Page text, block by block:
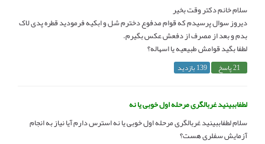
سلام خانم دکتر وقت بخیر
دیروز سوال پرسیدم که قوام مدفوع دخترم شل و ابکیه فرمودید قطره پدی لاک
بدم و بعد از مصرف از دفعش عکس بگیرم.
لطفا بگید قوامش طبیعیه یا اسهاله؟
21 پاسخ 139 بازدید
لطفاببینید غربالگری مرحله اول خوبی یا نه
سلام لطفاببینید غربالگری مرحله اول خوبی یا نه استرس دارم آیا نیاز به انجام
آزمایش سفلری هست؟